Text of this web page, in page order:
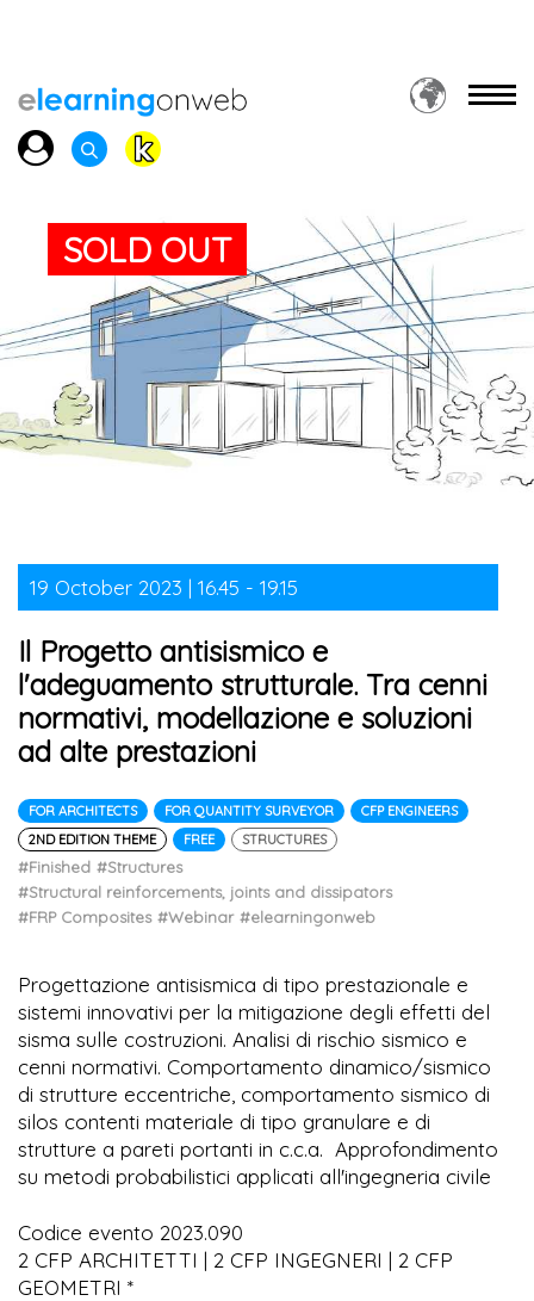
SOLD OUT
19 October 2023 | 16.45 - 19.15
Il Progetto antisismico e
l'adeguamento strutturale. Tra cenni
normativi, modellazione e soluzioni
ad alte prestazioni
FOR ARCHITECTS FOR QUANTITY SURVEYOR
CFP ENGINEERS
2ND EDITION THEME
FREE STRUCTURES
#Finished #Structures
#Structural reinforcements, joints and dissipators
#FRP Composites #Webinar #elearningonweb
Progettazione antisismica di tipo prestazionale e
sistemi innovativi per la mitigazione degli effetti del
sisma sulle costruzioni. Analisi di rischio sismico e
cenni normativi. Comportamento dinamico/sismico
di strutture eccentriche, comportamento sismico di
silos contenti materiale di tipo granulare e di
strutture a pareti portanti in c.c.a. Approfondimento
su metodi probabilistici applicati all'ingegneria civile
Codice evento 2023.090
2 CFP ARCHITETTI | 2 CFP INGEGNERI | 2 CFP
GEOMETRI *